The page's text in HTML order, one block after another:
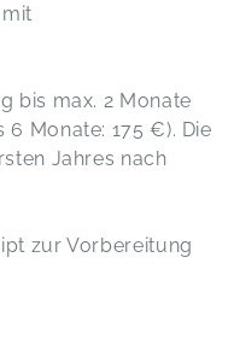
bis max. 2 Monate
Monate: 175 €). Die
Jahres nach
zur Vorbereitung